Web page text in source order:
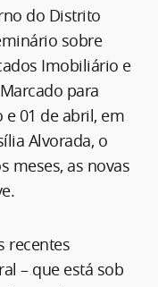
do Distrito
sobre
Imobiliário e
para
01 de abril, em
Alvorada, o
meses, as novas
recentes
– que está sob